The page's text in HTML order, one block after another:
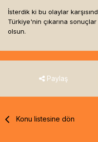
İsterdik ki bu olaylar
Türkiye'nin çıkarına
olsun.
Paylaş
Konu listesine dön